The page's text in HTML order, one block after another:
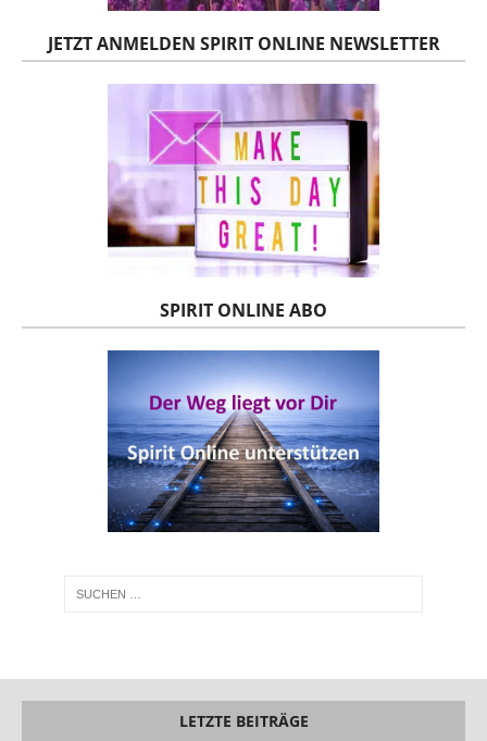
JETZT ANMELDEN SPIRIT ONLINE NEWSLETTER
SPIRIT ONLINE ABO
LETZTE BEITRÄGE